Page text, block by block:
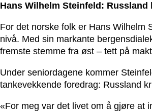
Hans Wilhelm Steinfeld:
For det norske folk er Hans Wilhelm
nivå. Med sin markante
fremste stemme fra øst – tett på
Under seniordagene kommer
tankevekkende foredrag: Russland
«For meg var det livet om å gjøre at